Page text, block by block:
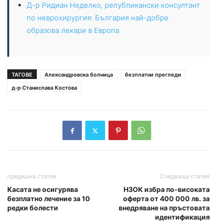
Д-р Ридиан Неделко, републикански консултант
по неврохирургия: България най-добре
образова лекари в Европа
ТАГОВЕ Александровска болница
безплатни прегледи
д-р Станислава Костова
предишна статия
Касата не осигурява
безплатно лечение за 10
редки болести
Следваща статия
НЗОК избра по-високата
оферта от 400 000 лв. за
внедряване на пръстовата
идентификация